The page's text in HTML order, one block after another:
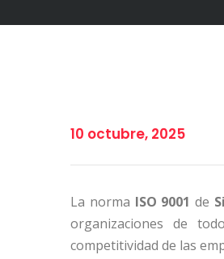
10 octubre, 2025
La norma ISO 9001 de
organizaciones de
competitividad de las